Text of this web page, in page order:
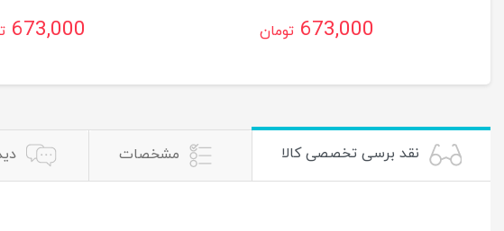
673,000 تومان 673,000
نقد برسی تخصصی کالا مشخصات